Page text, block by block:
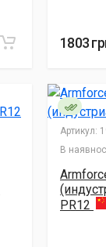
1803
Артикул:
В
PR12